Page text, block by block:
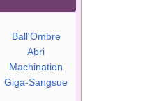
Ball'Ombre
Abri
Machination
Giga-Sangsue